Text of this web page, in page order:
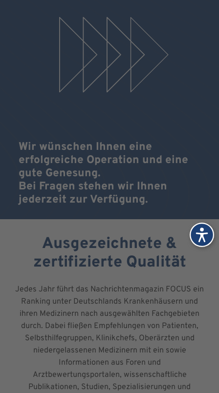
Wir wünschen Ihnen eine
erfolgreiche Operation und eine
gute Genesung.
Bei Fragen stehen wir Ihnen
jederzeit zur Verfügung.
Ausgezeichnete &
zertifizierte Qualität
Jedes Jahr führt das Nachrichtenmagazin FOCUS ein
Ranking unter Deutschlands Krankenhäusern und
ihren Medizinern nach ausgewählten Fachgebieten
durch. Dabei fließen Empfehlungen von Patienten,
Selbsthilfegruppen, Klinikchefs, Oberärzten und
niedergelassenen Medizinern mit ein sowie
Informationen aus Foren und
Arztbewertungsportalen, wissenschaftliche
Publikationen, Studien, Spezialisierungen und